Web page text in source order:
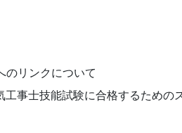
のリンクについて
工事士技能試験に合格するための